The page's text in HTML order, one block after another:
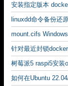
安装指定版本
linuxdd命令备份还
mount.cifs
针对最近封锁
树莓派5 raspi5安装
如何在Ubuntu